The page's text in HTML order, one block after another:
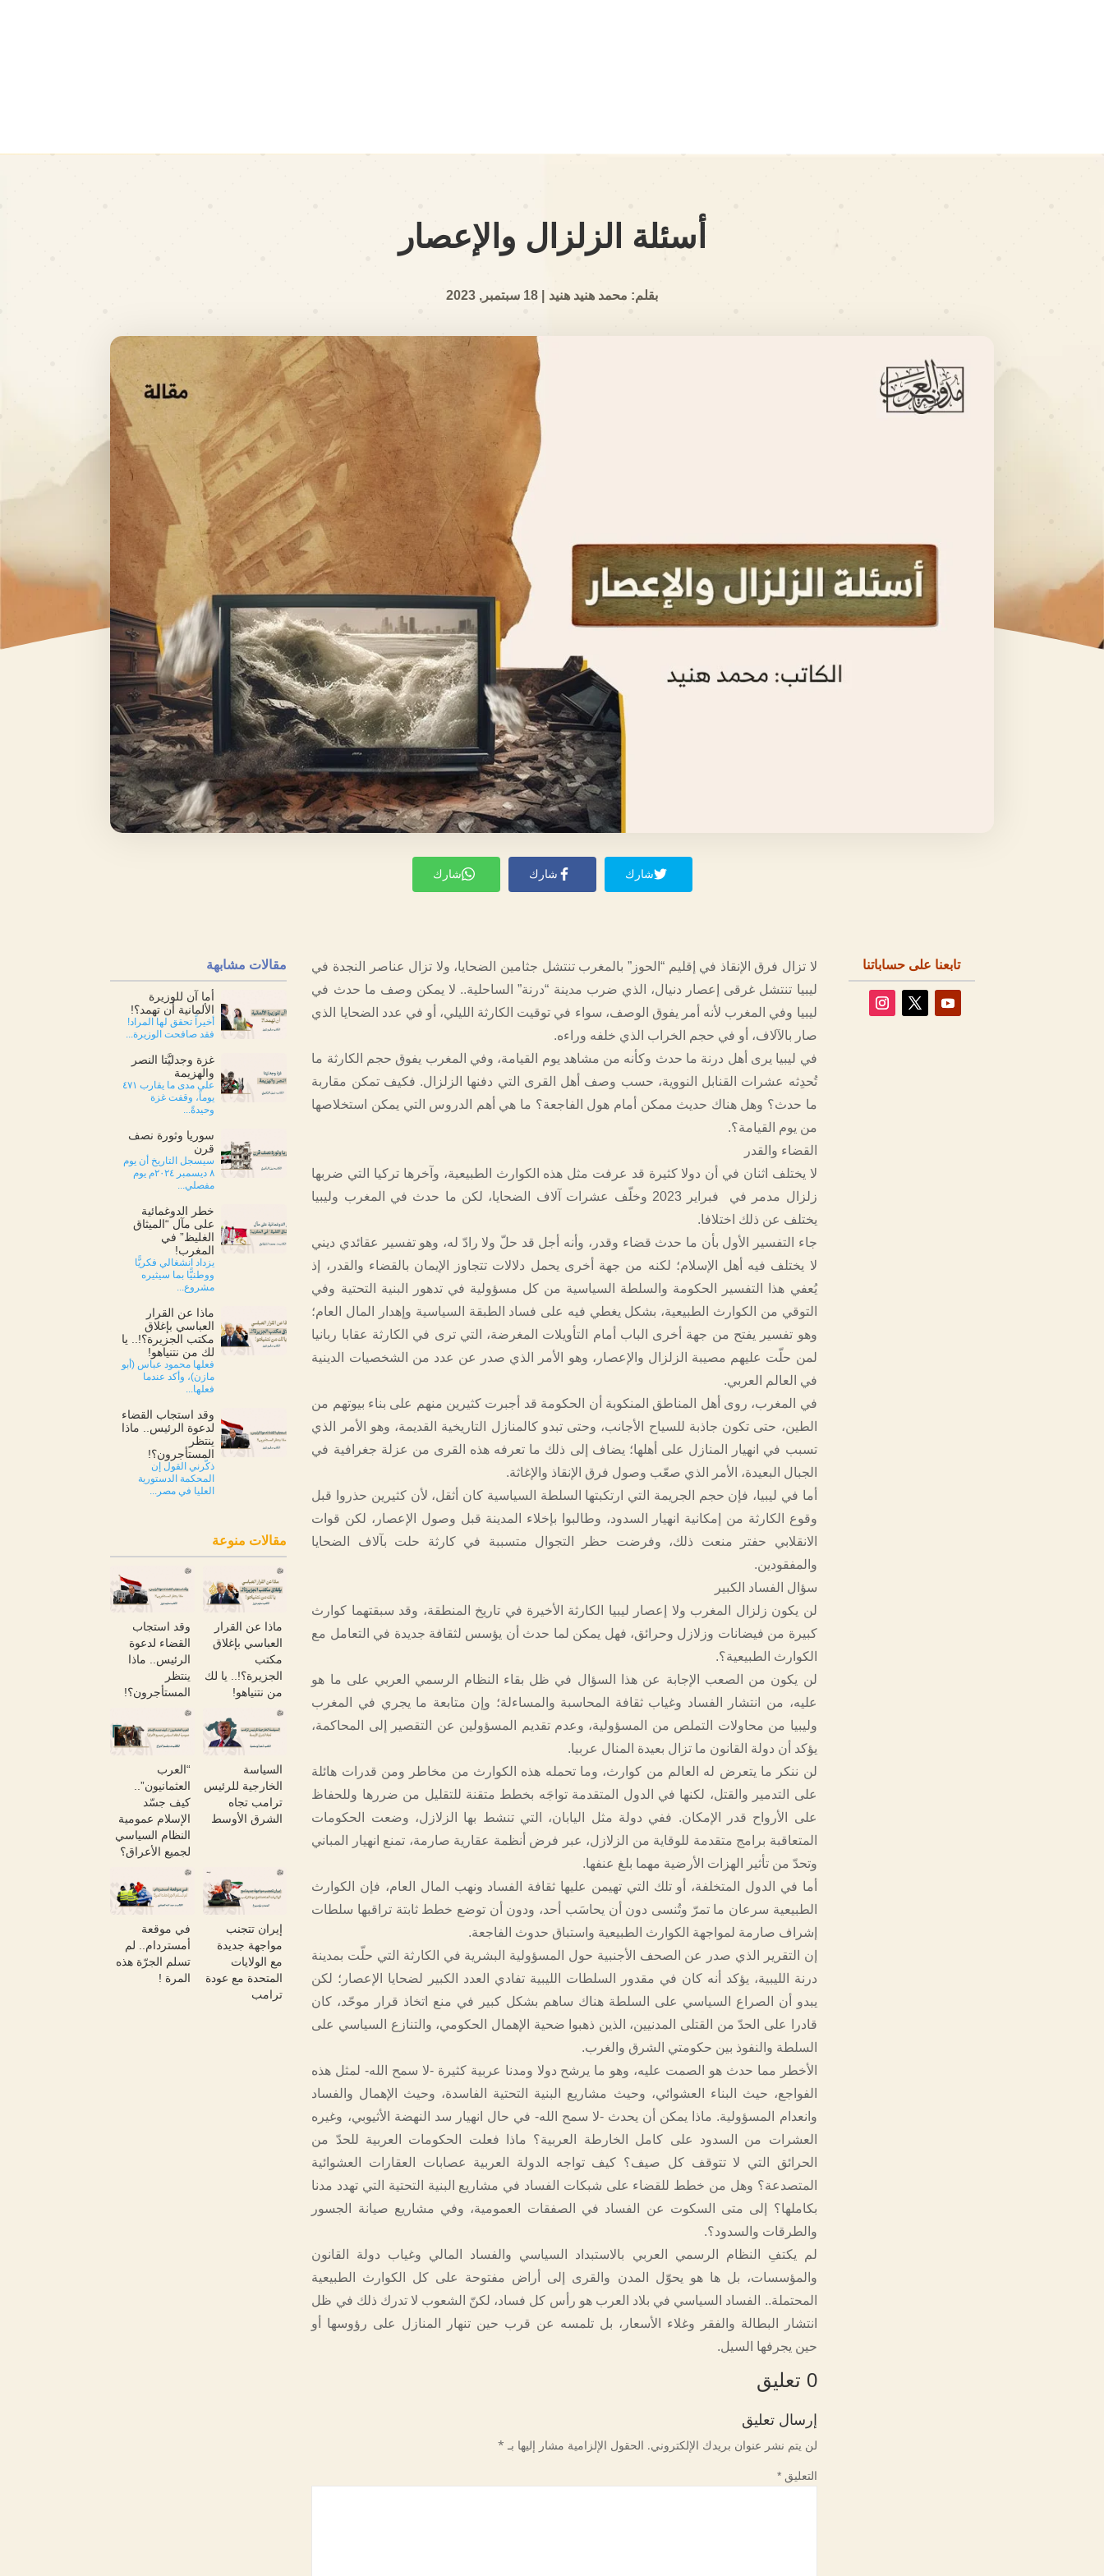
أسئلة الزلزال والإعصار
بقلم: محمد هنيد هنيد
شارك شارك شارك
مقالات مشابهة
أما آن للوزيرة
الألمانية أن تهمد؟!
أخيراً تحقق لها المراد!
فقد صافحت الوزيرة...
غزة وجدليَّتا النصر
والهزيمة
على مدى ما يقارب ٤٧١
يوماً، وقفت غزة
وحيدةً...
سوريا وثورة نصف
قرن
سيسجل التاريخ أن يوم
٨ ديسمبر ٢٠٢٤م يوم
مفصلي...
خطر الدوغمائية
على مآل “الميثاق
الغليظ” في
المغرب!
يزداد انشغالي فكريًّا
ووطنيًّا بما سيثيره
مشروع...
ماذا عن القرار
العباسي بإغلاق
مكتب الجزيرة؟!.. يا
لك من نتنياهو!
فعلها محمود عباس (أبو
مازن)، وأكد عندما
فعلها...
وقد استجاب القضاء
لدعوة الرئيس.. ماذا
ينتظر
المستأجرون؟!
ذكّرني القول إن
المحكمة الدستورية
العليا في مصر...
مقالات منوعة
ماذا عن القرار
العباسي بإغلاق
مكتب
الجزيرة؟!.. يا لك
من نتنياهو!
وقد استجاب
القضاء لدعوة
الرئيس.. ماذا
ينتظر
المستأجرون؟!
السياسة
الخارجية للرئيس
ترامب تجاه
الشرق الأوسط
“العرب
العثمانيون”..
كيف جسّد
الإسلام عمومية
النظام السياسي
لجميع الأعراق؟
إيران تتجنب
مواجهة جديدة
مع الولايات
المتحدة مع عودة
ترامب
في موقعة
أمستردام.. لم
تسلم الجرّة هذه
المرة !
لا تزال فرق الإنقاذ في إقليم “الحوز” بالمغرب تنتشل جثامين الضحايا، ولا تزال عناصر النجدة في
ليبيا تنتشل غرقى إعصار دنيال، الذي ضرب مدينة “درنة” الساحلية.. لا يمكن وصف ما حدث في
ليبيا وفي المغرب لأنه أمر يفوق الوصف، سواء في توقيت الكارثة الليلي، أو في عدد الضحايا الذي
صار بالآلاف، أو في حجم الخراب الذي خلفه وراءه.
في ليبيا يرى أهل درنة ما حدث وكأنه من مشاهد يوم القيامة، وفي المغرب يفوق حجم الكارثة ما
تُحدِثه عشرات القنابل النووية، حسب وصف أهل القرى التي دفنها الزلزال. فكيف تمكن مقاربة
ما حدث؟ وهل هناك حديث ممكن أمام هول الفاجعة؟ ما هي أهم الدروس التي يمكن استخلاصها
من يوم القيامة؟.
القضاء والقدر
لا يختلف اثنان في أن دولا كثيرة قد عرفت مثل هذه الكوارث الطبيعية، وآخرها تركيا التي ضربها
زلزال مدمر في فبراير 2023 وخلّف عشرات آلاف الضحايا، لكن ما حدث في المغرب وليبيا
يختلف عن ذلك اختلافا.
جاء التفسير الأول بأن ما حدث قضاء وقدر، وأنه أجل قد حلّ ولا رادّ له، وهو تفسير عقائدي ديني
لا يختلف فيه أهل الإسلام؛ لكنه من جهة أخرى يحمل دلالات تتجاوز الإيمان بالقضاء والقدر، إذ
يُعفي هذا التفسير الحكومة والسلطة السياسية من كل مسؤولية في تدهور البنية التحتية وفي
التوقي من الكوارث الطبيعية، بشكل يغطي فيه على فساد الطبقة السياسية وإهدار المال العام؛
وهو تفسير يفتح من جهة أخرى الباب أمام التأويلات المغرضة، التي ترى في الكارثة عقابا ربانيا
لمن حلّت عليهم مصيبة الزلزال والإعصار، وهو الأمر الذي صدر عن عدد من الشخصيات الدينية
في العالم العربي.
في المغرب، روى أهل المناطق المنكوبة أن الحكومة قد أجبرت كثيرين منهم على بناء بيوتهم من
الطين، حتى تكون جاذبة للسياح الأجانب، وحتى تبدو كالمنازل التاريخية القديمة، وهو الأمر الذي
تسبب في انهيار المنازل على أهلها؛ يضاف إلى ذلك ما تعرفه هذه القرى من عزلة جغرافية في
الجبال البعيدة، الأمر الذي صعّب وصول فرق الإنقاذ والإغاثة.
أما في ليبيا، فإن حجم الجريمة التي ارتكبتها السلطة السياسية كان أثقل، لأن كثيرين حذروا قبل
وقوع الكارثة من إمكانية انهيار السدود، وطالبوا بإخلاء المدينة قبل وصول الإعصار، لكن قوات
الانقلابي حفتر منعت ذلك، وفرضت حظر التجوال متسببة في كارثة حلت بآلاف الضحايا
والمفقودين.
سؤال الفساد الكبير
لن يكون زلزال المغرب ولا إعصار ليبيا الكارثة الأخيرة في تاريخ المنطقة، وقد سبقتهما كوارث
كبيرة من فيضانات وزلازل وحرائق، فهل يمكن لما حدث أن يؤسس لثقافة جديدة في التعامل مع
الكوارث الطبيعية؟.
لن يكون من الصعب الإجابة عن هذا السؤال في ظل بقاء النظام الرسمي العربي على ما هو
عليه، من انتشار الفساد وغياب ثقافة المحاسبة والمساءلة؛ وإن متابعة ما يجري في المغرب
وليبيا من محاولات التملص من المسؤولية، وعدم تقديم المسؤولين عن التقصير إلى المحاكمة،
يؤكد أن دولة القانون ما تزال بعيدة المنال عربيا.
لن ننكر ما يتعرض له العالم من كوارث، وما تحمله هذه الكوارث من مخاطر ومن قدرات هائلة
على التدمير والقتل، لكنها في الدول المتقدمة تواجَه بخطط متقنة للتقليل من ضررها وللحفاظ
على الأرواح قدر الإمكان. ففي دولة مثل اليابان، التي تنشط بها الزلازل، وضعت الحكومات
المتعاقبة برامج متقدمة للوقاية من الزلازل، عبر فرض أنظمة عقارية صارمة، تمنع انهيار المباني
وتحدّ من تأثير الهزات الأرضية مهما بلغ عنفها.
أما في الدول المتخلفة، أو تلك التي تهيمن عليها ثقافة الفساد ونهب المال العام، فإن الكوارث
الطبيعية سرعان ما تمرّ وتُنسى دون أن يحاسَب أحد، ودون أن توضع خطط ثابتة تراقبها سلطات
إشراف صارمة لمواجهة الكوارث الطبيعية واستباق حدوث الفاجعة.
إن التقرير الذي صدر عن الصحف الأجنبية حول المسؤولية البشرية في الكارثة التي حلّت بمدينة
درنة الليبية، يؤكد أنه كان في مقدور السلطات الليبية تفادي العدد الكبير لضحايا الإعصار؛ لكن
يبدو أن الصراع السياسي على السلطة هناك ساهم بشكل كبير في منع اتخاذ قرار موحّد، كان
قادرا على الحدّ من القتلى المدنيين، الذين ذهبوا ضحية الإهمال الحكومي، والتنازع السياسي على
السلطة والنفوذ بين حكومتي الشرق والغرب.
الأخطر مما حدث هو الصمت عليه، وهو ما يرشح دولا ومدنا عربية كثيرة -لا سمح الله- لمثل هذه
الفواجع، حيث البناء العشوائي، وحيث مشاريع البنية التحتية الفاسدة، وحيث الإهمال والفساد
وانعدام المسؤولية. ماذا يمكن أن يحدث -لا سمح الله- في حال انهيار سد النهضة الأثيوبي، وغيره
العشرات من السدود على كامل الخارطة العربية؟ ماذا فعلت الحكومات العربية للحدّ من
الحرائق التي لا تتوقف كل صيف؟ كيف تواجه الدولة العربية عصابات العقارات العشوائية
المتصدعة؟ وهل من خطط للقضاء على شبكات الفساد في مشاريع البنية التحتية التي تهدد مدنا
بكاملها؟ إلى متى السكوت عن الفساد في الصفقات العمومية، وفي مشاريع صيانة الجسور
والطرقات والسدود؟.
لم يكتفِ النظام الرسمي العربي بالاستبداد السياسي والفساد المالي وغياب دولة القانون
والمؤسسات، بل ها هو يحوّل المدن والقرى إلى أراض مفتوحة على كل الكوارث الطبيعية
المحتملة.. الفساد السياسي في بلاد العرب هو رأس كل فساد، لكنّ الشعوب لا تدرك ذلك في ظل
انتشار البطالة والفقر وغلاء الأسعار، بل تلمسه عن قرب حين تنهار المنازل على رؤوسها أو
حين يجرفها السيل.
0 تعليق
إرسال تعليق
لن يتم نشر عنوان بريدك الإلكتروني. الحقول الإلزامية مشار إليها بـ *
التعليق*
تابعنا على حساباتنا